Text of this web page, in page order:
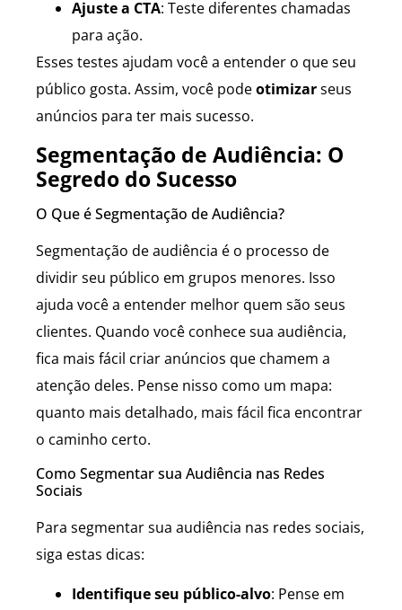
Ajuste a CTA: Teste diferentes chamadas
para ação.
Esses testes ajudam você a entender o que seu
público gosta. Assim, você podeotimizarseus
anúncios para ter mais sucesso.
Segmentação de Audiência: O
Segredo do Sucesso
O Que é Segmentação de Audiência?
Segmentação de audiência é o processo de
dividir seu público em grupos menores. Isso
ajuda você a entender melhor quem são seus
clientes. Quando você conhece sua audiência,
fica mais fácil criar anúncios que chamem a
atenção deles. Pense nisso como um mapa:
quanto mais detalhado, mais fácil fica encontrar
o caminho certo.
Como Segmentar sua Audiência nas Redes
Sociais
Para segmentar sua audiência nas redes sociais,
siga estas dicas:
Identifique seu público-alvo: Pense em